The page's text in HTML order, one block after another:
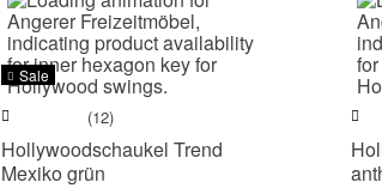
Sale
(12)
Hollywoodschaukel Trend
Mexiko grün